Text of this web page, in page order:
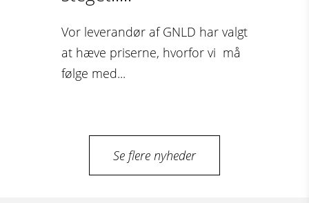
Vor leverandør af GNLD har valgt
at hæve priserne, hvorfor vi må
følge med...
Se flere nyheder